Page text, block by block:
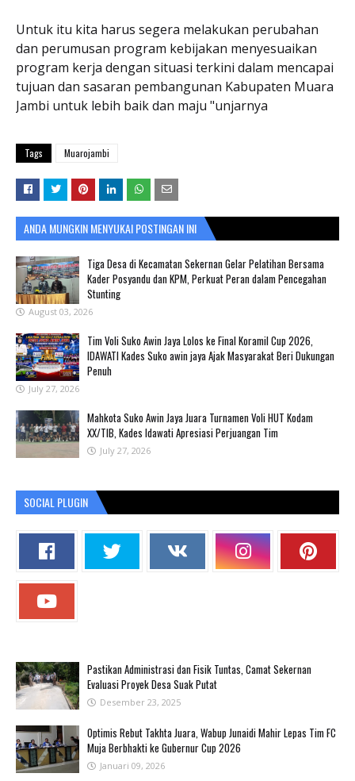
Untuk itu kita harus segera melakukan perubahan
dan perumusan program kebijakan menyesuaikan
program kerja dengan situasi terkini dalam mencapai
tujuan dan sasaran pembangunan Kabupaten Muara
Jambi untuk lebih baik dan maju "unjarnya
Tags Muarojambi
ANDA MUNGKIN MENYUKAI POSTINGAN INI
Tiga Desa di Kecamatan Sekernan Gelar Pelatihan Bersama
Kader Posyandu dan KPM, Perkuat Peran dalam Pencegahan
Stunting
August 03, 2026
Tim Voli Suko Awin Jaya Lolos ke Final Koramil Cup 2026,
IDAWATI Kades Suko awin jaya Ajak Masyarakat Beri Dukungan
Penuh
July 27, 2026
Mahkota Suko Awin Jaya Juara Turnamen Voli HUT Kodam
XX/TIB, Kades Idawati Apresiasi Perjuangan Tim
July 27, 2026
SOCIAL PLUGIN
Pastikan Administrasi dan Fisik Tuntas, Camat Sekernan
Evaluasi Proyek Desa Suak Putat
Desember 23, 2025
Optimis Rebut Takhta Juara, Wabup Junaidi Mahir Lepas Tim FC
Muja Berbhakti ke Gubernur Cup 2026
Januari 09, 2026